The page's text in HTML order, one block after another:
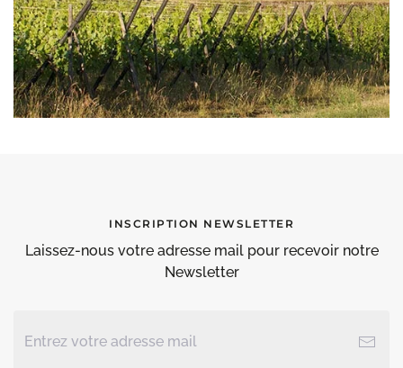
INSCRIPTION NEWSLETTER
Laissez-nous votre adresse mail pour recevoir notre
Newsletter